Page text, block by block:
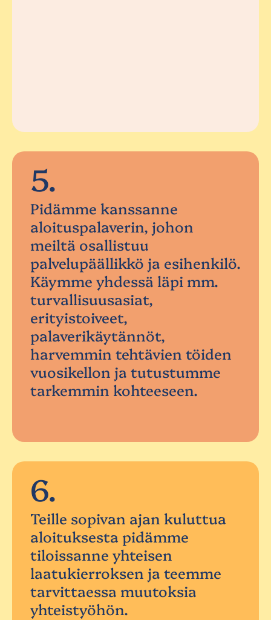
5.
Pidämme kanssanne
aloituspalaverin, johon
meiltä osallistuu
palvelupäällikkö ja esihenkilö.
Käymme yhdessä läpi mm.
turvallisuusasiat,
erityistoiveet,
palaverikäytännöt,
harvemmin tehtävien töiden
vuosikellon ja tutustumme
tarkemmin kohteeseen.
6.
Teille sopivan ajan kuluttua
aloituksesta pidämme
tiloissanne yhteisen
laatukierroksen ja teemme
tarvittaessa muutoksia
yhteistyöhön.